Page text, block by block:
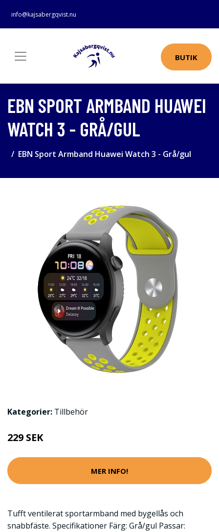
info@kajsabergqvist.nu
BUTIK
EBN SPORT ARMBAND HUAWEI
WATCH 3 - GRÅ/GUL
EBN Sport Armband Huawei Watch 3 - Grå/gul
Kategorier: Tillbehör
229 SEK
MER INFO!
Tufft ventilerat sportarmband med bygellås och
snabbfäste. Specifikationer Färg: Grå/gul Passar: